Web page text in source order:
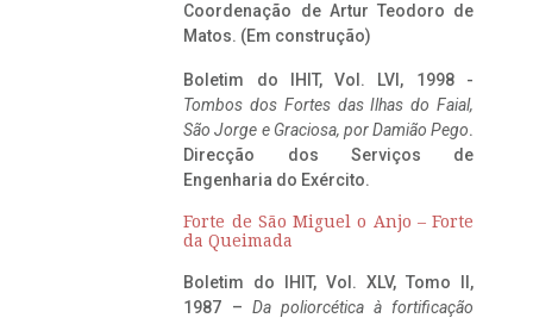
Coordenação de Artur Teodoro de
Matos. (Em construção)
Boletim do IHIT, Vol. LVI, 1998 -
Tombos dos Fortes das Ilhas do Faial,
São Jorge e Graciosa, por Damião Pego.
Direcção dos Serviços de
Engenharia do Exército.
Forte de São Miguel o Anjo – Forte
da Queimada
Boletim do IHIT, Vol. XLV, Tomo II,
1987 – Da poliorcética à fortificação